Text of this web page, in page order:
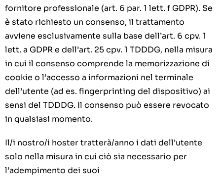
fornitore professionale (art. 6 par. 1 lett. f GDPR). Se
è stato richiesto un consenso, il trattamento
avviene esclusivamente sulla base dell’art. 6 cpv. 1
lett. a GDPR e dell’art. 25 cpv. 1 TDDDG, nella misura
in cui il consenso comprende la memorizzazione di
cookie o l’accesso a informazioni nel terminale
dell’utente (ad es. fingerprinting del dispositivo) ai
sensi del TDDDG. Il consenso può essere revocato
in qualsiasi momento.
Il/i nostro/i hoster tratterà/anno i dati dell’utente
solo nella misura in cui ciò sia necessario per
l’adempimento dei suoi